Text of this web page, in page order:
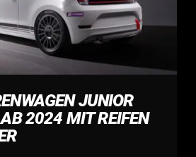
JUNIOR
2024 MIT REIFEN